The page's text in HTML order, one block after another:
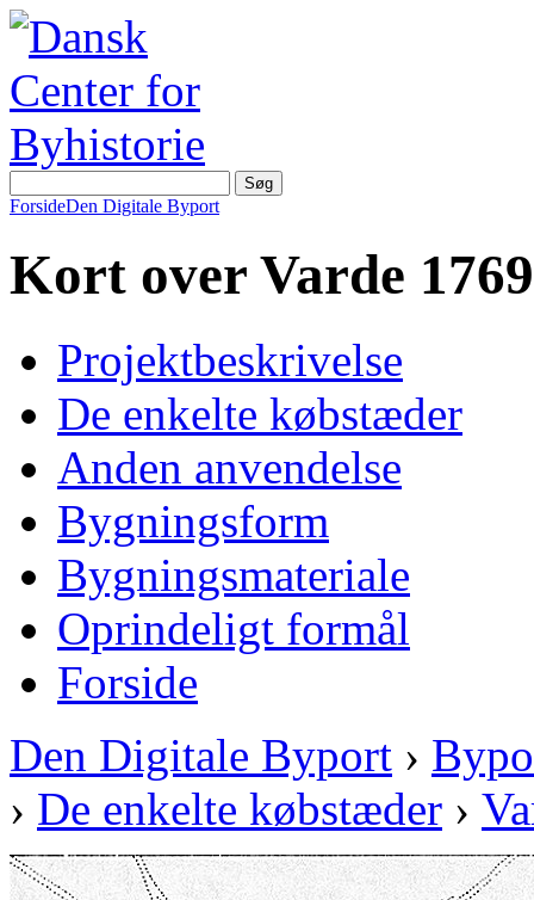
ForsideDen Digitale Byport
Kort over Varde 1769
Projektbeskrivelse
De enkelte købstæder
Anden anvendelse
Bygningsform
Bygningsmateriale
Oprindeligt formål
Forside
Den Digitale Byport ›
› De enkelte købstæder ›